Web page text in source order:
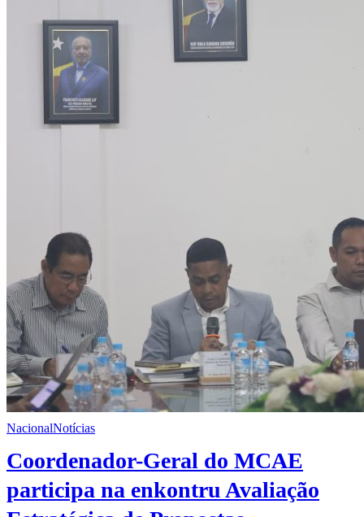
NacionalNotícias
Coordenador-Geral do MCAE
participa na enkontru Avaliação